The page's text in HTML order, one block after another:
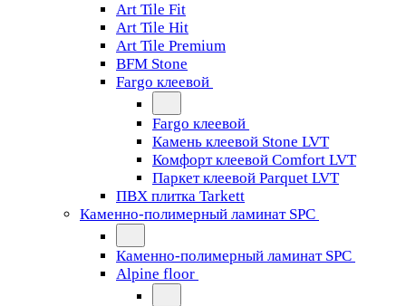
Art Tile Fit
Art Tile Hit
Art Tile Premium
BFM Stone
Fargo клеевой
Fargo клеевой
Камень клеевой Stone LVT
Комфорт клеевой Comfort LVT
Паркет клеевой Parquet LVT
ПВХ плитка Tarkett
Каменно-полимерный ламинат SPC
Каменно-полимерный ламинат SPC
Alpine floor